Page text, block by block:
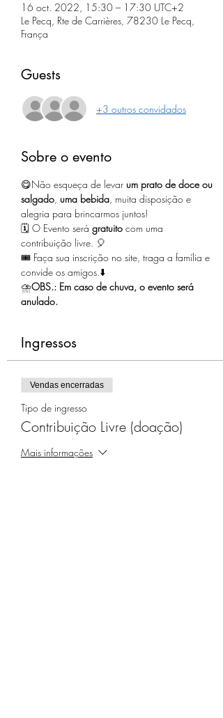
16 oct. 2022, 15:30 – 17:30 UTC+2
Le Pecq, Rte de Carrières, 78230 Le Pecq,
França
Guests
+3 outros convidados
Sobre o evento
😋Não esqueça de levar um prato de doce ou
salgado, uma bebida, muita disposição e
alegria para brincarmos juntos!
🗓️ O Evento será gratuito com uma
contribuição livre. 🎈
🎟️ Faça sua inscrição no site, traga a família e
convide os amigos.⬇️
⛈️OBS.: Em caso de chuva, o evento será
anulado.
Ingressos
Vendas encerradas
Tipo de ingresso
Contribuição Livre (doação)
Mais informações